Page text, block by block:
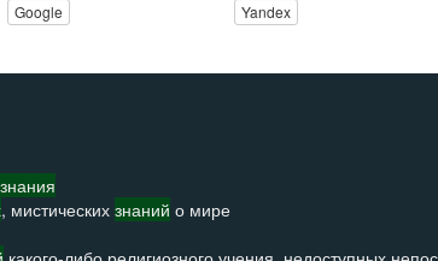
знания
, мистических знаний о мире
Google Yandex